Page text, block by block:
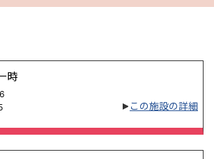
時
この施設の詳細